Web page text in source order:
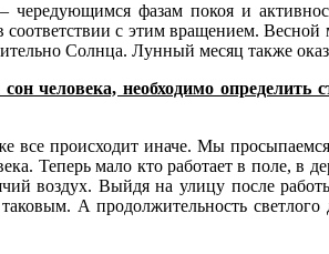
фазам покоя и
с этим вращением. Весной
Солнца. Лунный месяц также
человека, необходимо определить
все происходит иначе. Мы
Теперь мало кто работает в поле, в
воздух. Выйдя на улицу после
А продолжительность